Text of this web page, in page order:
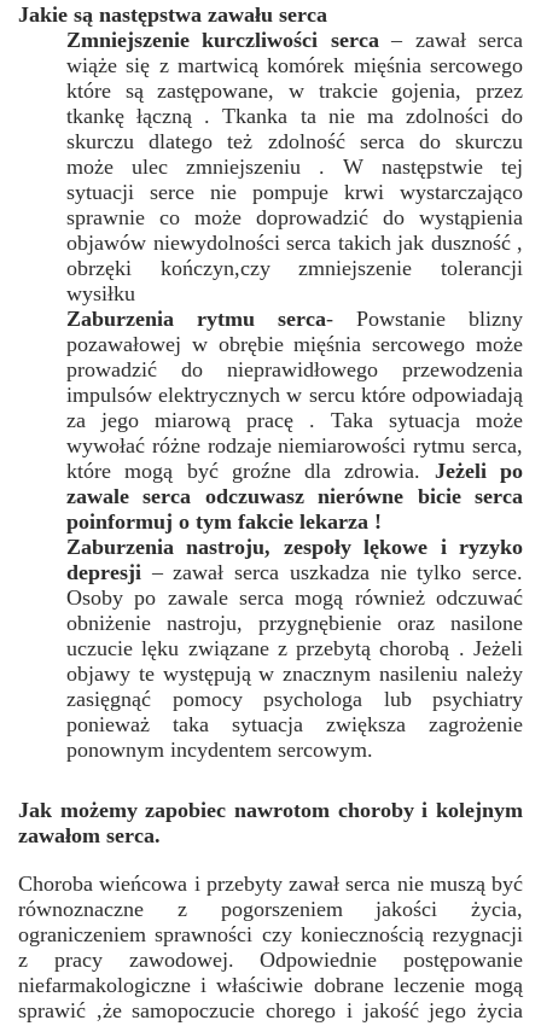
Jakie są następstwa zawału serca
Zmniejszenie kurczliwości serca – zawał serca
wiąże się z martwicą komórek mięśnia sercowego
które są zastępowane, w trakcie gojenia, przez
tkankę łączną . Tkanka ta nie ma zdolności do
skurczu dlatego też zdolność serca do skurczu
może ulec zmniejszeniu . W następstwie tej
sytuacji serce nie pompuje krwi wystarczająco
sprawnie co może doprowadzić do wystąpienia
objawów niewydolności serca takich jak duszność ,
obrzęki kończyn,czy zmniejszenie tolerancji
wysiłku
Zaburzenia rytmu serca- Powstanie blizny
pozawałowej w obrębie mięśnia sercowego może
prowadzić do nieprawidłowego przewodzenia
impulsów elektrycznych w sercu które odpowiadają
za jego miarową pracę . Taka sytuacja może
wywołać różne rodzaje niemiarowości rytmu serca,
które mogą być groźne dla zdrowia. Jeżeli po
zawale serca odczuwasz nierówne bicie serca
poinformuj o tym fakcie lekarza !
Zaburzenia nastroju, zespoły lękowe i ryzyko
depresji – zawał serca uszkadza nie tylko serce.
Osoby po zawale serca mogą również odczuwać
obniżenie nastroju, przygnębienie oraz nasilone
uczucie lęku związane z przebytą chorobą . Jeżeli
objawy te występują w znacznym nasileniu należy
zasięgnąć pomocy psychologa lub psychiatry
ponieważ taka sytuacja zwiększa zagrożenie
ponownym incydentem sercowym.
Jak możemy zapobiec nawrotom choroby i kolejnym
zawałom serca.
Choroba wieńcowa i przebyty zawał serca nie muszą być
równoznaczne z pogorszeniem jakości życia,
ograniczeniem sprawności czy koniecznością rezygnacji
z pracy zawodowej. Odpowiednie postępowanie
niefarmakologiczne i właściwie dobrane leczenie mogą
sprawić ,że samopoczucie chorego i jakość jego życia